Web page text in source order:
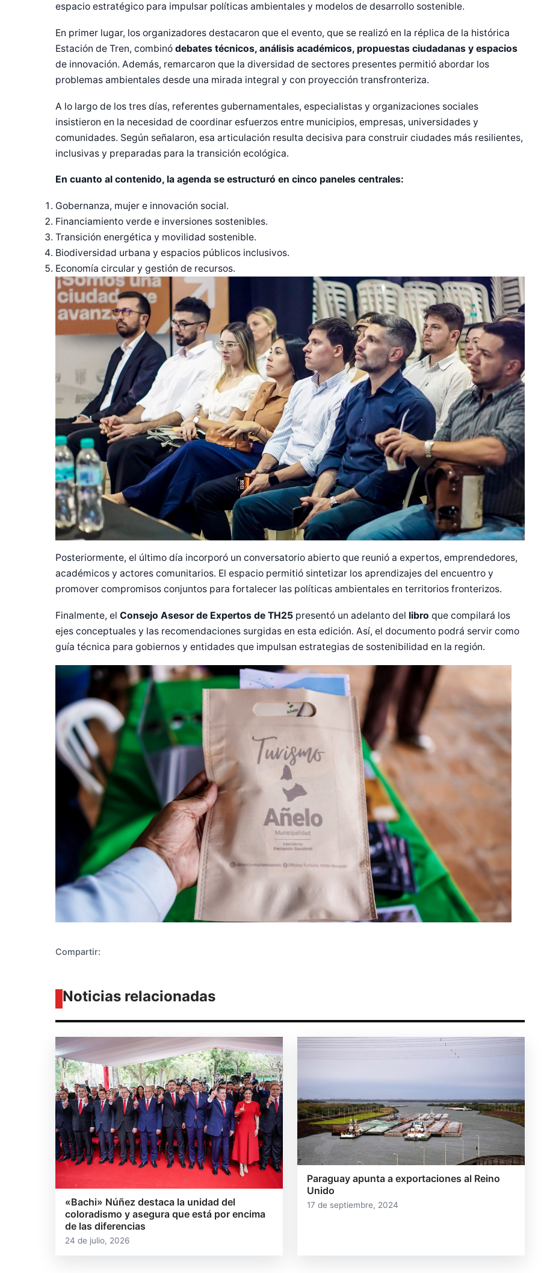
espacio estratégico para impulsar políticas ambientales y modelos de desarrollo sostenible.
En primer lugar, los organizadores destacaron que el evento, que se realizó en la réplica de la histórica
Estación de Tren, combinó debates técnicos, análisis académicos, propuestas ciudadanas y espacios
de innovación. Además, remarcaron que la diversidad de sectores presentes permitió abordar los
problemas ambientales desde una mirada integral y con proyección transfronteriza.
A lo largo de los tres días, referentes gubernamentales, especialistas y organizaciones sociales
insistieron en la necesidad de coordinar esfuerzos entre municipios, empresas, universidades y
comunidades. Según señalaron, esa articulación resulta decisiva para construir ciudades más resilientes,
inclusivas y preparadas para la transición ecológica.
En cuanto al contenido, la agenda se estructuró en cinco paneles centrales:
Gobernanza, mujer e innovación social.
Financiamiento verde e inversiones sostenibles.
Transición energética y movilidad sostenible.
Biodiversidad urbana y espacios públicos inclusivos.
Economía circular y gestión de recursos.
Posteriormente, el último día incorporó un conversatorio abierto que reunió a expertos, emprendedores,
académicos y actores comunitarios. El espacio permitió sintetizar los aprendizajes del encuentro y
promover compromisos conjuntos para fortalecer las políticas ambientales en territorios fronterizos.
Finalmente, el Consejo Asesor de Expertos de TH25 presentó un adelanto del libro que compilará los
ejes conceptuales y las recomendaciones surgidas en esta edición. Así, el documento podrá servir como
guía técnica para gobiernos y entidades que impulsan estrategias de sostenibilidad en la región.
Compartir:
Diseñado por Shiro Company
Noticias relacionadas
«Bachi» Núñez destaca la unidad del
coloradismo y asegura que está por encima
de las diferencias
24 de julio, 2026
Paraguay apunta a exportaciones al Reino
Unido
17 de septiembre, 2024